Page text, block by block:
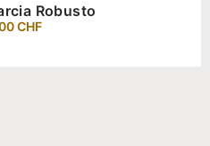
Robusto
CHF